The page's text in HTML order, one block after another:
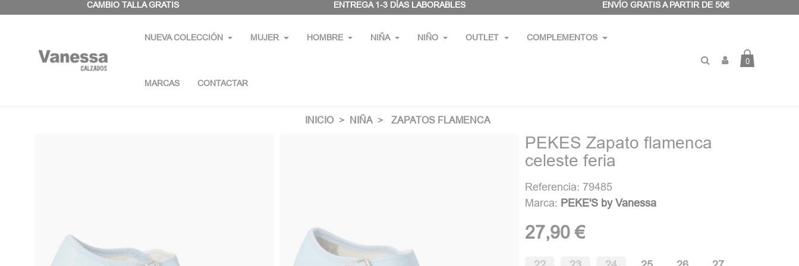
CAMBIO TALLA GRATIS ENTREGA 1-3 DÍAS LABORABLES ENVÍO GRATIS A PARTIR DE 50€
NUEVA COLECCIÓN MUJER HOMBRE NIÑA NIÑO OUTLET COMPLEMENTOS
MARCAS CONTACTAR
0
INICIO NIÑA ZAPATOS FLAMENCA
PEKES Zapato flamenca
celeste feria
Referencia: 79485
Marca: PEKE'S by Vanessa
27,90 €
Panel de gestión de cookies